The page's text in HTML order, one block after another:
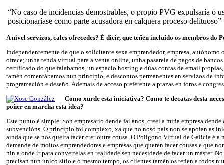
“No caso de incidencias demostrables, o propio PVG expulsaría ó
posicionaríase como parte acusadora en calquera proceso delituoso”
A nivel servizos, cales ofrecedes? É dicir, que teñen incluído os membros do
Independentemente de que o solicitante sexa emprendedor, empresa, autónomo
ofrece; unha tenda virtual para a venta online, unha pasarela de pagos de
certificado do que falabamos, un espacio hosting e dúas contas de email
tamén comentábamos nun principio, e descontos permanentes en servizos de
programación e deseño. Ademais de acceso preferente a prazas en foros e
Como xurde esta iniciativa? Como te decatas desta
poñer en marcha esta idea?
Este punto é simple. Son empresario dende fai anos, creei a miña empresa dende
subvencións. Ó principio foi complexo, xa que no noso país non se apoian as
aínda que se nos queira facer crer outra cousa. O Polígono Virtual de Galicia é a
demanda de moitos emprendedores e empresas que queren facer cousas e que
nin a onde ir para convertelas en realidade sen necesidade de facer un máster.
precisan nun único sitio e ó mesmo tempo, os clientes tamén os teñen a todos